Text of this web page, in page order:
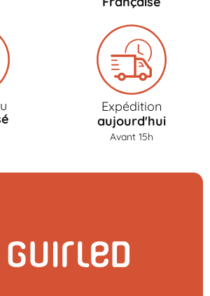
Expédition
aujourd'hui
Avant 15h